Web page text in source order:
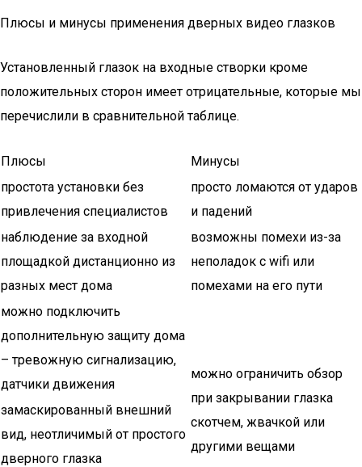
Плюсы и минусы применения дверных видео глазков
Установленный глазок на входные створки кроме
положительных сторон имеет отрицательные, которые мы
перечислили в сравнительной таблице.
Плюсы
Минусы
простота установки без
привлечения специалистов
просто ломаются от ударов
и падений
наблюдение за входной
площадкой дистанционно из
разных мест дома
возможны помехи из-за
неполадок с wifi или
помехами на его пути
можно подключить
дополнительную защиту дома
– тревожную сигнализацию,
датчики движения
можно ограничить обзор
при закрывании глазка
скотчем, жвачкой или
другими вещами
замаскированный внешний
вид, неотличимый от простого
дверного глазка